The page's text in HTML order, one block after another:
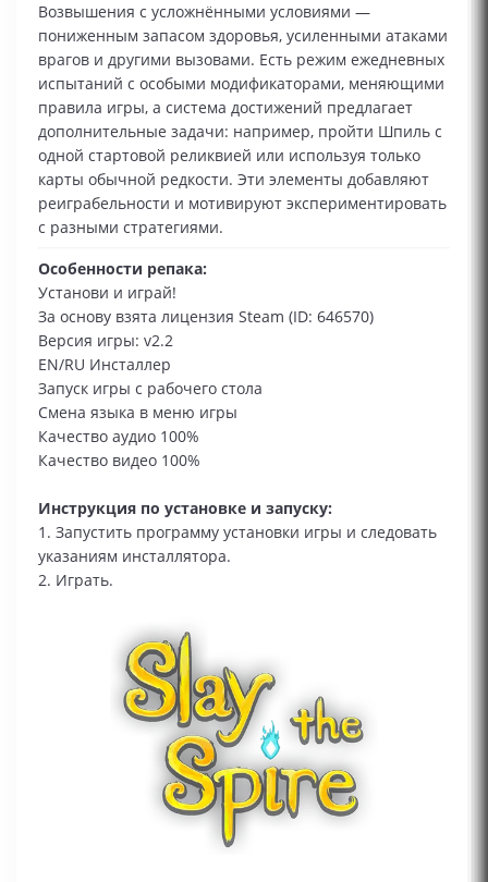
Возвышения с усложнёнными условиями —
пониженным запасом здоровья, усиленными атаками
врагов и другими вызовами. Есть режим ежедневных
испытаний с особыми модификаторами, меняющими
правила игры, а система достижений предлагает
дополнительные задачи: например, пройти Шпиль с
одной стартовой реликвией или используя только
карты обычной редкости. Эти элементы добавляют
реиграбельности и мотивируют экспериментировать
с разными стратегиями.
Особенности репака:
Установи и играй!
За основу взята лицензия Steam (ID: 646570)
Версия игры: v2.2
EN/RU Инсталлер
Запуск игры с рабочего стола
Смена языка в меню игры
Качество аудио 100%
Качество видео 100%
Инструкция по установке и запуску:
1. Запустить программу установки игры и следовать
указаниям инсталлятора.
2. Играть.